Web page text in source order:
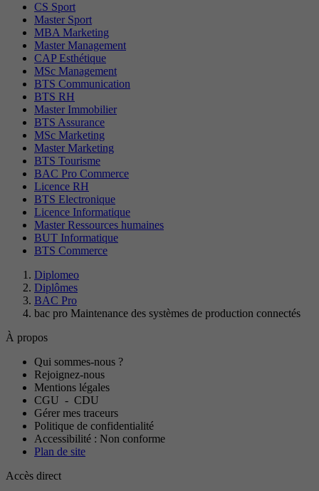
CS Sport
Master Sport
MBA Marketing
Master Management
CAP Esthétique
MSc Management
BTS Communication
BTS RH
Master Immobilier
BTS Assurance
MSc Marketing
Master Marketing
BTS Tourisme
BAC Pro Commerce
Licence RH
BTS Electronique
Licence Informatique
Master Ressources humaines
BUT Informatique
BTS Commerce
Diplomeo
Diplômes
BAC Pro
bac pro Maintenance des systèmes de production connectés
À propos
Qui sommes-nous ?
Rejoignez-nous
Mentions légales
CGU - CDU
Gérer mes traceurs
Politique de confidentialité
Accessibilité : Non conforme
Plan de site
Accès direct